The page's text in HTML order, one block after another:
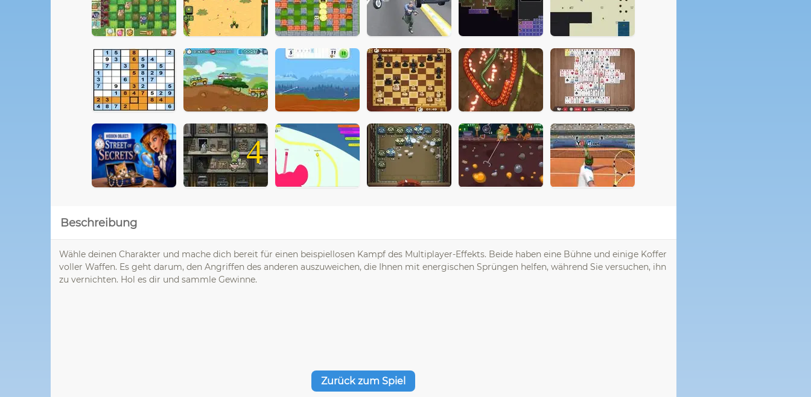
4
Beschreibung
Wähle deinen Charakter und mache dich bereit für einen beispiellosen Kampf des Multiplayer-Effekts. Beide haben eine Bühne und einige Koffer
voller Waffen. Es geht darum, den Angriffen des anderen auszuweichen, die Ihnen mit energischen Sprüngen helfen, während Sie versuchen, ihn
zu vernichten. Hol es dir und sammle Gewinne.
Zurück zum Spiel